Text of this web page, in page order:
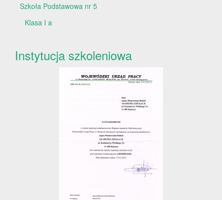
Szkoła Podstawowa nr 5
Klasa I a
Instytucja szkoleniowa